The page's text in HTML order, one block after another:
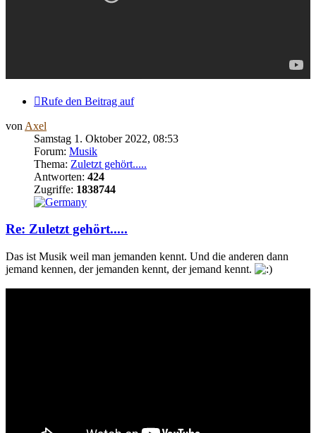
Rufe den Beitrag auf
von Axel
Samstag 1. Oktober 2022, 08:53
Forum: Musik
Thema: Zuletzt gehört.....
Antworten: 424
Zugriffe: 1838744
Re: Zuletzt gehört.....
Das ist Musik weil man jemanden kennt. Und die anderen dann
jemand kennen, der jemanden kennt, der jemand kennt.